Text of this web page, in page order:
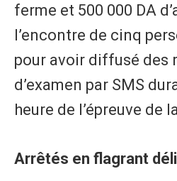
ferme et 500 000 DA
l’encontre de cinq
pour avoir diffusé des
d’examen par SMS
heure de l’épreuve de
Arrêtés en flagrant